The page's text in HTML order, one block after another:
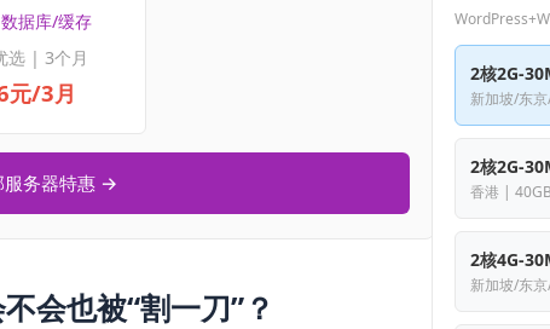
据库/缓存
选 | 3个月
元/3月
服务器特惠 →
会也被“割一刀”？
2核2G-
新加坡/东
2核2G-
香港 |
2核4G-
新加坡/东